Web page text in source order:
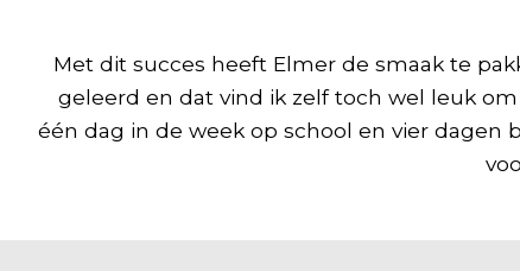
Met dit succes heeft Elmer de smaak te
geleerd en dat vind ik zelf toch wel leuk
één dag in de week op school en vier dagen